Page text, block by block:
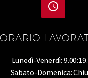


ORARIO
Lunedì-Venerdì:
Sabato-Domenica: